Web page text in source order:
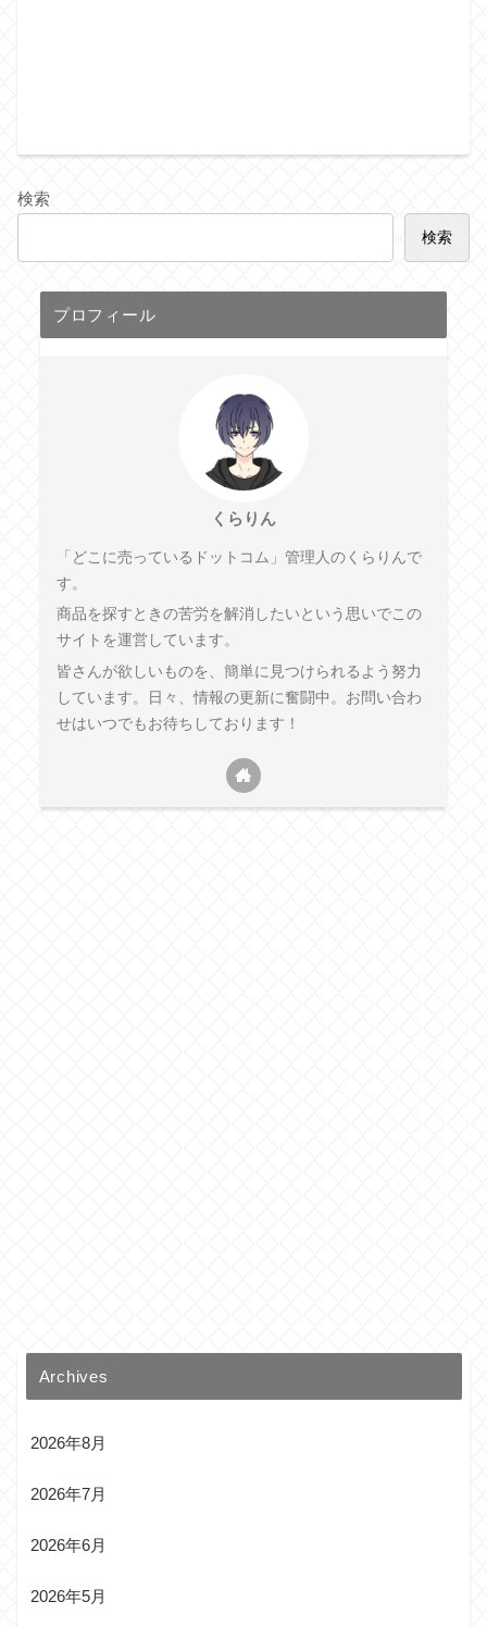
検索
検索
プロフィール
くらりん
「どこに売っているドットコム」管理人のくらりんで
す。
商品を探すときの苦労を解消したいという思いでこの
サイトを運営しています。
皆さんが欲しいものを、簡単に見つけられるよう努力
しています。日々、情報の更新に奮闘中。お問い合わ
せはいつでもお待ちしております！
Archives
2026年8月
2026年7月
2026年6月
2026年5月